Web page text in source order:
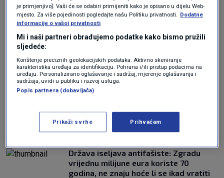
NAJČITANIJE
Država iseljava antifašiste: Zgradu
vrijednu milijune eura koriste 70
godina, ne znaju hoće li se ikad vratiti
je primjenjivo]. Vaši će se odabiri primijeniti kako je opisano u dijelu Web-
mjesto. Za više pojedinosti pogledajte našu Politiku privatnosti. Dodatne
informacije o vašoj privatnosti
Mi i naši partneri obrađujemo podatke kako bismo pružili
sljedeće:
Korištenje preciznih geolokacijskih podataka. Aktivno skeniranje
karakteristika uređaja za identifikaciju. Pohrana i/ili pristup podacima na
uređaju. Personalizirano oglašavanje i sadržaj, mjerenje oglašavanja i
sadržaja, uvidi u publiku i razvoj usluga.
Popis partnera (dobavljača)
Prikaži svrhe Prihvaćam